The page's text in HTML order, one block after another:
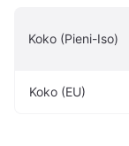
Koko (Pieni-Iso)
Koko (EU)